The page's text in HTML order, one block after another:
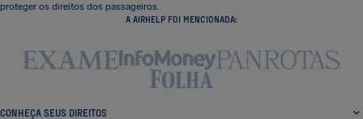
proteger os direitos dos passageiros.
A AIRHELP FOI MENCIONADA:
CONHEÇA SEUS DIREITOS